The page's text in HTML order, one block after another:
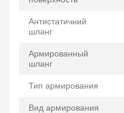
Антистатичний
шланг
Армированный
шланг
Тип армирования
Вид армирования